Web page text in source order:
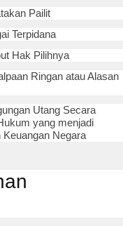
Pailit
Terpidana
Hak Pilihnya
Ringan atau Alasan
Utang Secara
yang menjadi
Negara